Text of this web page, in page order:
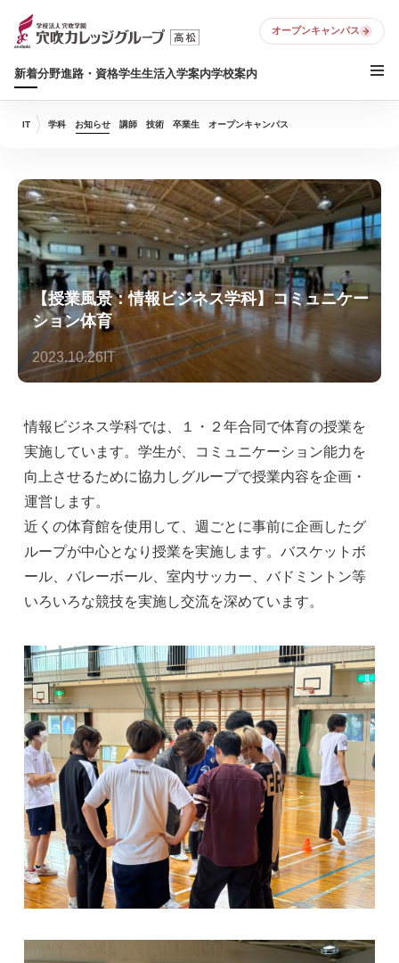
新着分野進路・資格学生生活入学案内学校案内
オープンキャンパス
IT 学科 お知らせ 講師 技術 卒業生 オープンキャンパス
【授業風景：情報ビジネス学科】コミュニケー
ション体育
2023.10.26IT
情報ビジネス学科では、１・２年合同で体育の授業を
実施しています。学生が、コミュニケーション能力を
向上させるために協力しグループで授業内容を企画・
運営します。
近くの体育館を使用して、週ごとに事前に企画したグ
ループが中心となり授業を実施します。バスケットボ
ール、バレーボール、室内サッカー、バドミントン等
いろいろな競技を実施し交流を深めています。